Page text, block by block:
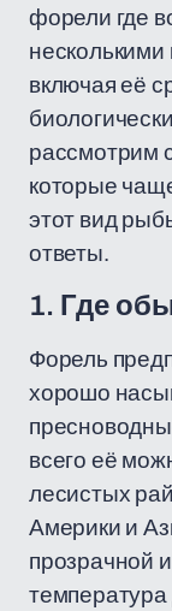
форели где
включая её
рассмотрим
которые
этот вид
ответы.
1. Где
Форель
хорошо
всего её
лесистых
Америки и
прозрачной